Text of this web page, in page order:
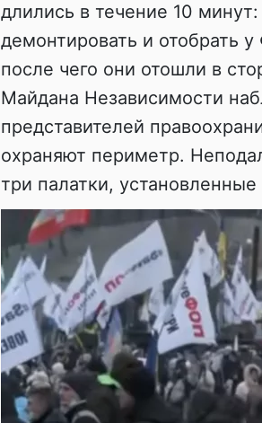
длились в течение 10
демонтировать и отобрать
после чего они отошли в
Майдана Независимости
представителей
охраняют периметр.
три палатки,